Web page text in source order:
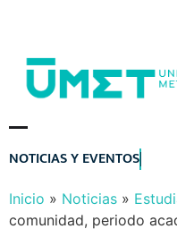
NOTICIASYEVENTOS
Inicio » Noticias »
comunidad, periodo